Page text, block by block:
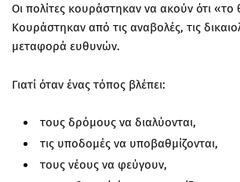
Οι πολίτες κουράστηκαν να ακούν ότι
Κουράστηκαν από τις αναβολές, τις
μεταφορά ευθυνών.
Γιατί όταν ένας τόπος βλέπει:
τους δρόμους να διαλύονται,
τις υποδομές να υποβαθμίζονται,
τους νέους να φεύγουν,